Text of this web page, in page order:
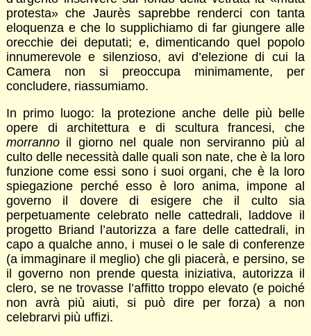
protesta» che Jaurès saprebbe renderci con tanta
eloquenza e che lo supplichiamo di far giungere alle
orecchie dei deputati; e, dimenticando quel popolo
innumerevole e silenzioso, avi d’elezione di cui la
Camera non si preoccupa minimamente, per
concludere, riassumiamo.
In primo luogo: la protezione anche delle più belle
opere di architettura e di scultura francesi, che
morranno il giorno nel quale non serviranno più al
culto delle necessità dalle quali son nate, che è la loro
funzione come essi sono i suoi organi, che è la loro
spiegazione perché esso è loro anima, impone al
governo il dovere di esigere che il culto sia
perpetuamente celebrato nelle cattedrali, laddove il
progetto Briand l’autorizza a fare delle cattedrali, in
capo a qualche anno, i musei o le sale di conferenze
(a immaginare il meglio) che gli piacerà, e persino, se
il governo non prende questa iniziativa, autorizza il
clero, se ne trovasse l’affitto troppo elevato (e poiché
non avrà più aiuti, si può dire per forza) a non
celebrarvi più uffizi.